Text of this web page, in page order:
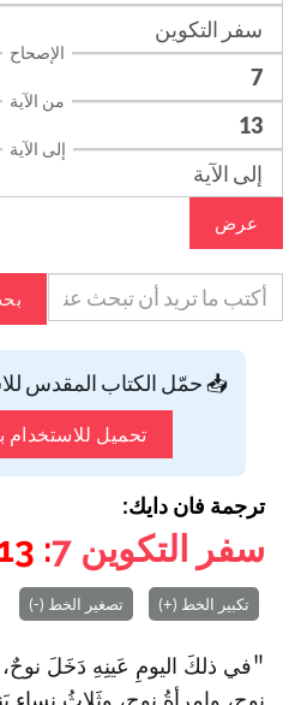
الإصحاح
من الآية
إلى الآية
عرض
📥 حمّل الكتاب المقدس
تحميل للاستخدام
ترجمة فان دايك:
سفر التكوين 7
: 13
تكبير الخط (+) تصغير الخط (-)
"في ذلكَ اليومِ عَينِهِ دَخَلَ